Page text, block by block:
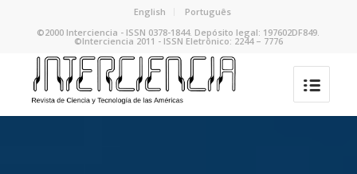
English
Português
©2000 Interciencia - ISSN 0378-1844. Depósito legal: 197602DF849.
©Interciencia 2011 - ISSN Eletrônico: 2244 – 7776